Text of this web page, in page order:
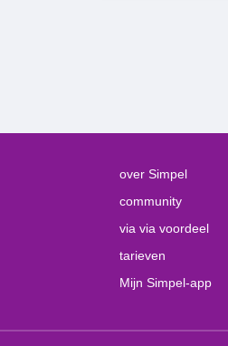
over Simpel
community
via via voordeel
tarieven
Mijn Simpel-app